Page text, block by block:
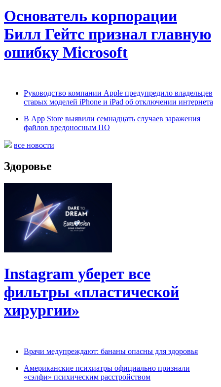
Основатель корпорации
Билл Гейтс признал главную
ошибку Microsoft
Руководство компании Apple предупредило владельцев
старых моделей iPhone и iPad об отключении интернета
В App Store выявили семнадцать случаев заражения
файлов вредоносным ПО
все новости
Здоровье
Instagram уберет все
фильтры «пластической
хирургии»
Врачи медупреждают: бананы опасны для здоровья
Американские психиатры официально признали
«сэлфи» психическим расстройством